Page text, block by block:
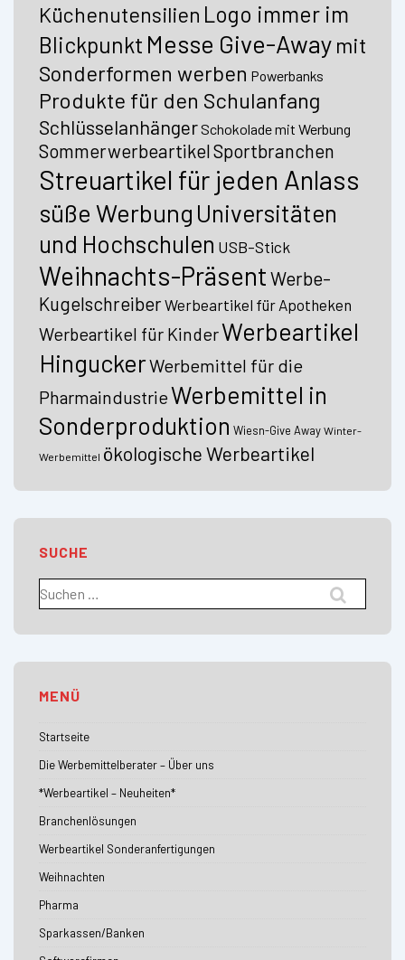
Küchenutensilien Logo immer im
Blickpunkt Messe Give-Away mit
Sonderformen werben Powerbanks
Produkte für den Schulanfang
SchlüsselanhängerSchokolade mit Werbung
SommerwerbeartikelSportbranchen
Streuartikel für jeden Anlass
süße Werbung Universitäten
und Hochschulen USB-Stick
Weihnachts-Präsent Werbe-
Kugelschreiber Werbeartikel für Apotheken
Werbeartikel für KinderWerbeartikel
HinguckerWerbemittel für die
PharmaindustrieWerbemittel in
Sonderproduktion Wiesn-Give Away Winter-
Werbemittel ökologische Werbeartikel
SUCHE
nach:
MENÜ
Startseite
Die Werbemittelberater – Über uns
*Werbeartikel – Neuheiten*
Branchenlösungen
Werbeartikel Sonderanfertigungen
Weihnachten
Pharma
Sparkassen/Banken